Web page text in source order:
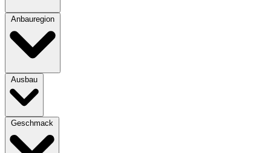
Anbauregion
Ausbau
Geschmack